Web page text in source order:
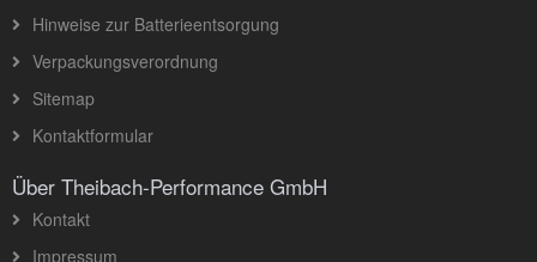
Hinweise zur Batterieentsorgung
Verpackungsverordnung
Sitemap
Kontaktformular
Über Theibach-Performance GmbH
Kontakt
Impressum